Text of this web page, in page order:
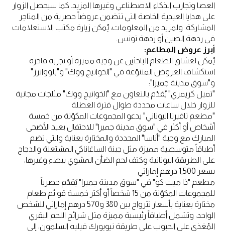
العصا وتجارب الذكاء الاصطناعي وغيرها المزيد. كما سيحصل الزوار
على هدايا العيدية الخاصة التي تتضمن عروضاً حصرية من المتاجر
المشاركة. ولمزيد من المعلومات، يُمكن زيارة مكتب الاستعلامات
في ردهة الصين أو ردهة تونس.
أبرز عروض المطاعم:
يُمكن لعشاق الطعام الباحثين عن وجبة مميزة أو تجربة فاخرة
استكشاف العروض المتنوّعة في "الخوانيج ووك" و"بلوواترز"
و"سوق مدينة جميرا":
"تمبل كريمري" يُقدّم بالتعاون مع "الخوانيج ووك" مثلجات مجانية
للزوار خلال ساعات محددة طوال فترة العطلة
"مطعم تافيرنا اليوناني" يدعو المجموعات المكوّنة من خمسة
أشخاص أو أكثر في "سوق مدينة جميرا" للاحتفال بعيد الأضحى
المبارك مع وجبة "أناسا" المحددة والمختارة بعناية والتي تضم
أطباقاً متوسطية مميزة مثل جبنة الساغاناكي المشتعلة والدجاج
على الطريقة اليونانية وكتف لحم الضأن المشوي ببطء وغيرها،
بسعر 1,500 درهم إماراتي
مطعم "ذا ميت كو" في "سوق مدينة جميرا" يُقدّم حصرياً
للمجموعات المكوّنة من 15 شخصاً أو أكثر خمسة قوائم طعام
مختارة بعناية بأسعار تترواح بين 380 و570 درهم إماراتي للشخص
الواحد، وتشمل أطباقاً رئيسية مميزة مثل شرائح اللحم البقري
المّغذى على الحبوب على طريقة نيويورك فيليه السلمون، إلى